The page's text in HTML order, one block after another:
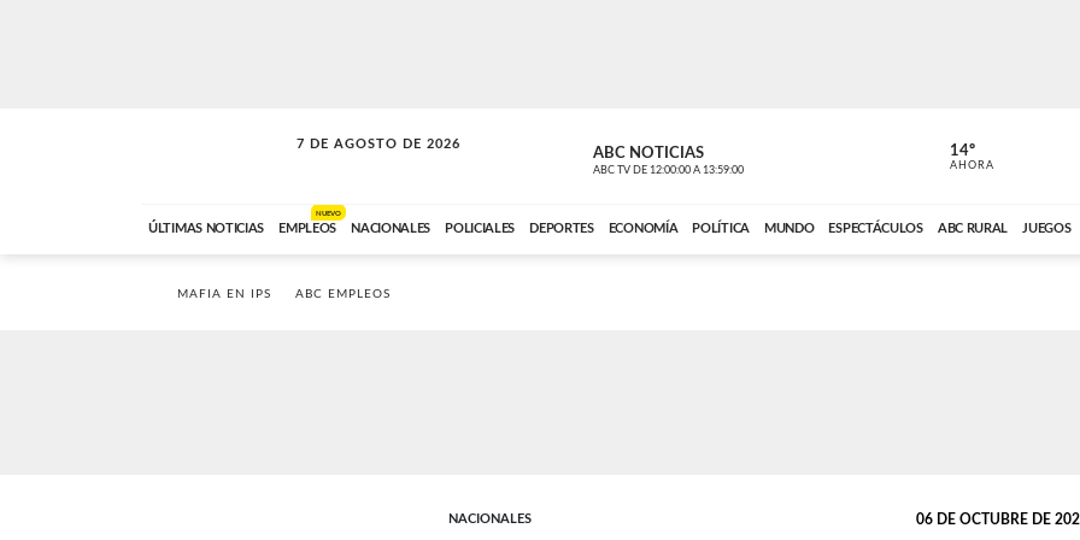
7 DE AGOSTO DE 2026
A DE LA TARDE ABC NOTICIAS
ABC TV DE 12:00:00 A 13:59:00 ABC CARDINAL
14º
AHORA
ÚLTIMAS NOTICIAS EMPLEOS
NUEVO
NACIONALES POLICIALES DEPORTES ECONOMÍA POLÍTICA MUNDO ESPECTÁCULOS ABC RURAL JUEGOS
MAFIA EN IPS ABC EMPLEOS
NACIONALES 06 DE OCTUBRE DE